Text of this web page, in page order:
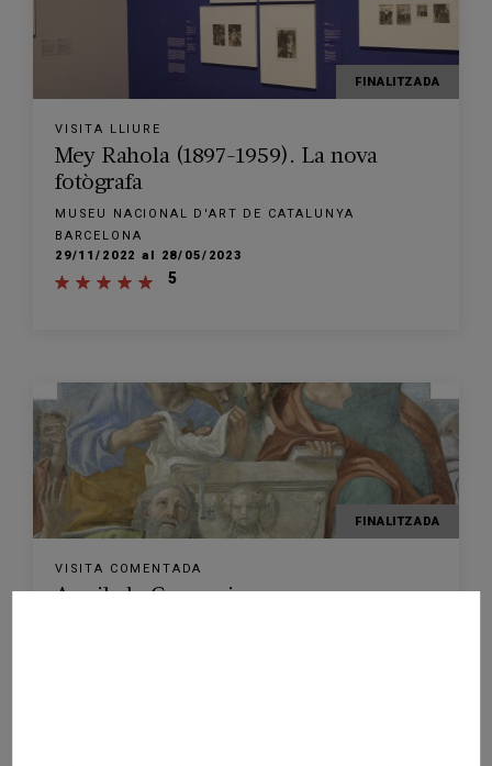
FINALITZADA
VISITA LLIURE
Mey Rahola (1897-1959). La nova
fotògrafa
MUSEU NACIONAL D'ART DE CATALUNYA
BARCELONA
29/11/2022 al 28/05/2023
5
FINALITZADA
VISITA COMENTADA
Annibale Carracci